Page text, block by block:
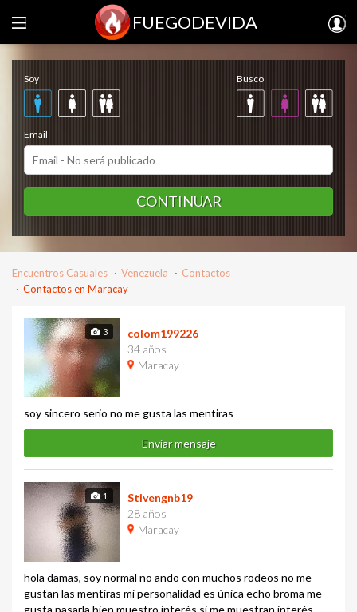
FUEGODEVIDA
Regístrate gratis
Soy Busco
Email
CONTINUAR
Encuentros Casuales Venezuela
Contactos
Contactos en Maracay
3
colom199226
34 años
Maracay
soy sincero serio no me gusta las mentiras
Enviar mensaje
1
Stivengnb19
28 años
Maracay
hola damas, soy normal no ando con muchos rodeos no me
gustan las mentiras mi personalidad es única echo broma me
gusta pasarla bien muestro interés si me muestran interés